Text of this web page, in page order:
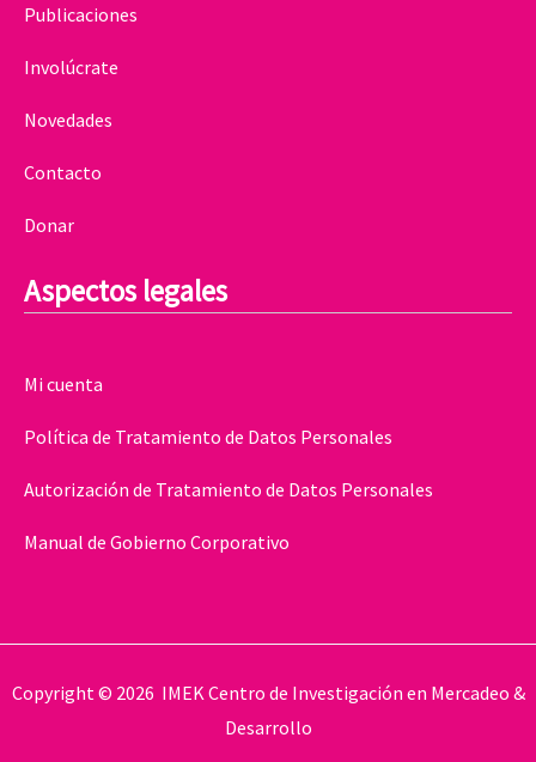
Publicaciones
Involúcrate
Novedades
Contacto
Donar
Aspectos legales
Mi cuenta
Política de Tratamiento de Datos Personales
Autorización de Tratamiento de Datos Personales
Manual de Gobierno Corporativo
Copyright © 2026 IMEK Centro de Investigación en Mercadeo &
Desarrollo